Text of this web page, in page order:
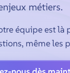
métiers.
équipe est là
même les